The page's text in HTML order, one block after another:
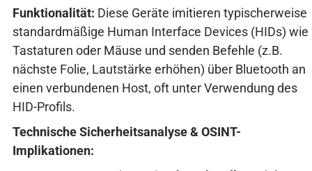
Funktionalität: Diese Geräte imitieren typischerweise
standardmäßige Human Interface Devices (HIDs) wie
Tastaturen oder Mäuse und senden Befehle (z.B.
nächste Folie, Lautstärke erhöhen) über Bluetooth an
einen verbundenen Host, oft unter Verwendung des
HID-Profils.
Technische Sicherheitsanalyse & OSINT-
Implikationen: